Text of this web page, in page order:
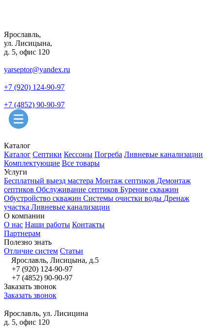
Ярославль,
ул. Лисицына,
д. 5, офис 120
yarseptor@yandex.ru
+7 (920) 124-90-97
+7 (4852) 90-90-97
Каталог
Каталог Септики Кессоны Погреба Ливневые канализации
Комплектующие Все товары
Услуги
Бесплатный выезд мастера Монтаж септиков Демонтаж
септиков Обслуживание септиков Бурение скважин
Обустройство скважин Системы очистки воды Дренаж
участка Ливневые канализации
О компании
О нас Наши работы Контакты
Партнерам
Полезно знать
Отличие систем Статьи
Ярославль, Лисицына, д.5
+7 (920) 124-90-97
+7 (4852) 90-90-97
Заказать звонок
Заказать звонок
Ярославль, ул. Лисицина
д. 5, офис 120